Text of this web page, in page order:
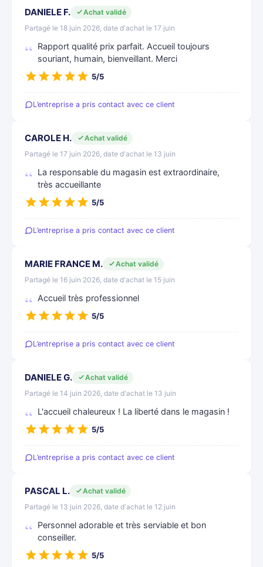
DANIELE F.
Achat validé
Partagé le 18 juin 2026, date d'achat le 17 juin
Rapport qualité prix parfait. Accueil toujours
souriant, humain, bienveillant. Merci
5/5
L’entreprise a pris contact avec ce client
CAROLE H.
Achat validé
Partagé le 17 juin 2026, date d'achat le 13 juin
La responsable du magasin est extraordinaire,
très accueillante
5/5
L’entreprise a pris contact avec ce client
MARIE FRANCE M.
Achat validé
Partagé le 16 juin 2026, date d'achat le 15 juin
Accueil très professionnel
5/5
L’entreprise a pris contact avec ce client
DANIELE G.
Achat validé
Partagé le 14 juin 2026, date d'achat le 13 juin
L'accueil chaleureux ! La liberté dans le magasin !
5/5
L’entreprise a pris contact avec ce client
PASCAL L.
Achat validé
Partagé le 13 juin 2026, date d'achat le 12 juin
Personnel adorable et très serviable et bon
conseiller.
5/5